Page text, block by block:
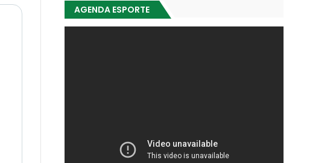
AGENDA ESPORTE